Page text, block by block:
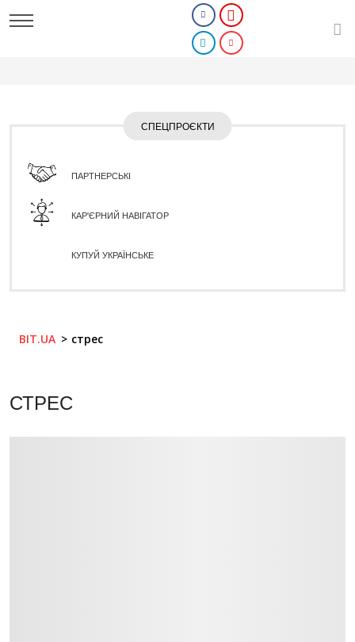
СПЕЦПРОЄКТИ
ПАРТНЕРСЬКІ
КАР'ЄРНИЙ НАВІГАТОР
КУПУЙ УКРАЇНСЬКЕ
BIT.UA стрес
СТРЕС